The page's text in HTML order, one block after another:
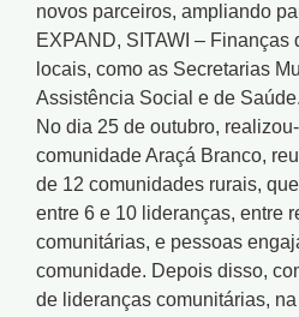
novos parceiros, ampliando
EXPAND, SITAWI – Finanças
locais, como as Secretarias
Assistência Social e de Saúde.
No dia 25 de outubro,
comunidade Araçá Branco,
de 12 comunidades rurais,
entre 6 e 10 lideranças, entre
comunitárias, e pessoas
comunidade. Depois disso,
de lideranças comunitárias,